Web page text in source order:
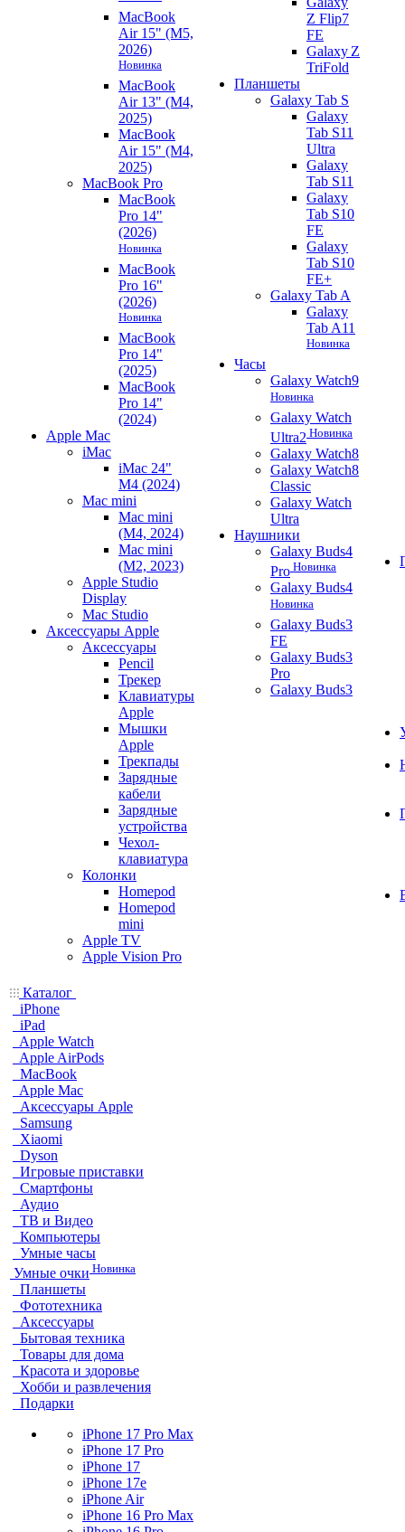
MacBook
Air 15" (M5,
2026)
Новинка
MacBook
Air 13" (M4,
2025)
MacBook
Air 15" (M4,
2025)
MacBook Pro
MacBook
Pro 14"
(2026)
Новинка
MacBook
Pro 16"
(2026)
Новинка
MacBook
Pro 14"
(2025)
MacBook
Pro 14"
(2024)
Apple Mac
iMac
iMac 24"
M4 (2024)
Mac mini
Mac mini
(M4, 2024)
Mac mini
(M2, 2023)
Apple Studio
Display
Mac Studio
Аксессуары Apple
Аксессуары
Pencil
Трекер
Клавиатуры
Apple
Мышки
Apple
Трекпады
Зарядные
кабели
Зарядные
устройства
Чехол-
клавиатура
Колонки
Homepod
Homepod
mini
Apple TV
Apple Vision Pro
Z Flip7
FE
Galaxy Z
TriFold
Планшеты
Galaxy Tab S
Galaxy
Tab S11
Ultra
Galaxy
Tab S11
Galaxy
Tab S10
FE
Galaxy
Tab S10
FE+
Galaxy Tab A
Galaxy
Tab A11
Новинка
Часы
Galaxy Watch9
Новинка
Galaxy Watch
Ultra2 Новинка
Galaxy Watch8
Galaxy Watch8
Classic
Galaxy Watch
Ultra
Наушники
Galaxy Buds4
Pro Новинка
Galaxy Buds4
Новинка
Galaxy Buds3
FE
Galaxy Buds3
Pro
Galaxy Buds3
Каталог
iPhone
iPad
Apple Watch
Apple AirPods
MacBook
Apple Mac
Аксессуары Apple
Samsung
Xiaomi
Dyson
Игровые приставки
Смартфоны
Аудио
ТВ и Видео
Компьютеры
Умные часы
Умные очки Новинка
Планшеты
Фототехника
Аксессуары
Бытовая техника
Товары для дома
Красота и здоровье
Хобби и развлечения
Подарки
iPhone 17 Pro Max
iPhone 17 Pro
iPhone 17
iPhone 17e
iPhone Air
iPhone 16 Pro Max